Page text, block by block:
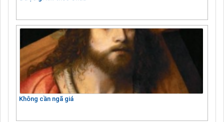
Không cần ngã giá